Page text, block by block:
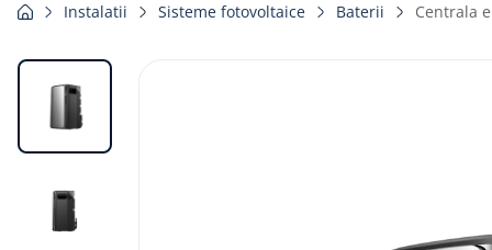
3.
pervaz aluminiu
Instalatii Sisteme fotovoltaice Baterii Centrala